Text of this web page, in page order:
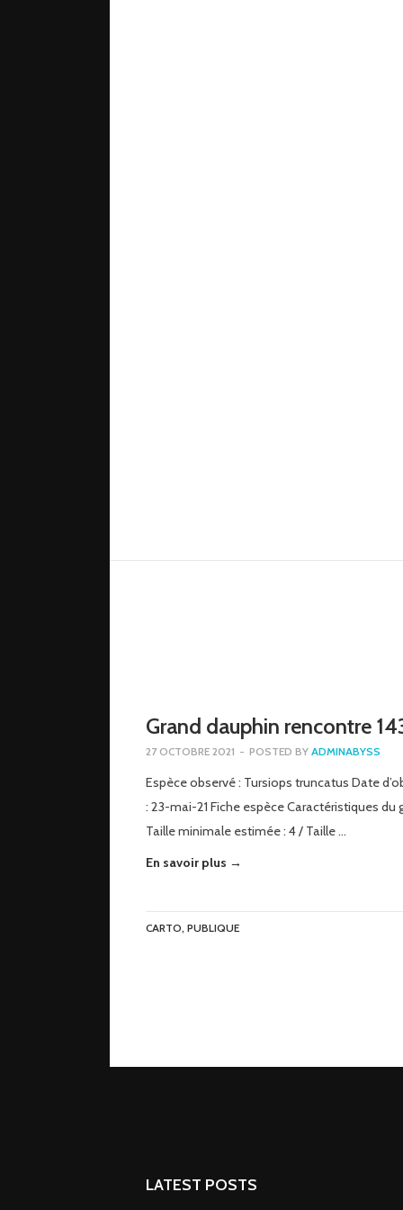
Grand dauphin rencontre
27 OCTOBRE 2021 - POSTED BY ADMINABYSS
Espèce observé : Tursiops truncatus Date
: 23-mai-21 Fiche espèce Caractéristiques du
Taille minimale estimée : 4 / Taille …
En savoir plus →
CARTO, PUBLIQUE
LATEST POSTS